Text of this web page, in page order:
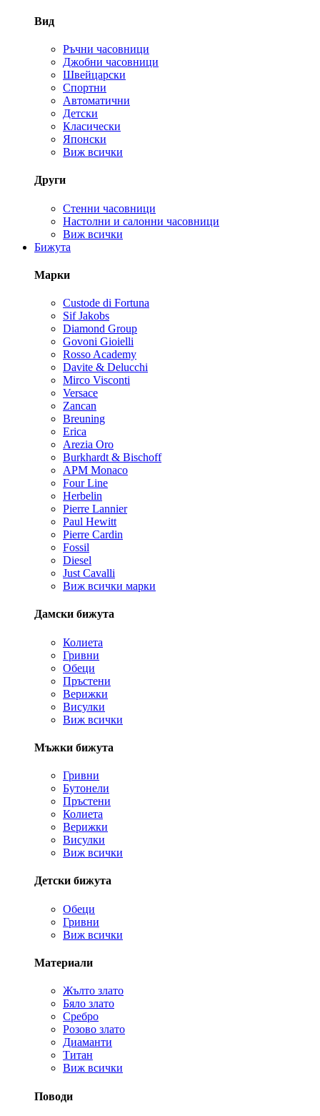
Вид
Ръчни часовници
Джобни часовници
Швейцарски
Спортни
Автоматични
Детски
Класически
Японски
Виж всички
Други
Стенни часовници
Настолни и салонни часовници
Виж всички
Бижута
Марки
Custode di Fortuna
Sif Jakobs
Diamond Group
Govoni Gioielli
Rosso Academy
Davite & Delucchi
Mirco Visconti
Versace
Zancan
Breuning
Erica
Arezia Oro
Burkhardt & Bischoff
APM Monaco
Four Line
Herbelin
Pierre Lannier
Paul Hewitt
Pierre Cardin
Fossil
Diesel
Just Cavalli
Виж всички марки
Дамски бижута
Колиета
Гривни
Обеци
Пръстени
Верижки
Висулки
Виж всички
Мъжки бижута
Гривни
Бутонели
Пръстени
Колиета
Верижки
Висулки
Виж всички
Детски бижута
Обеци
Гривни
Виж всички
Материали
Жълто злато
Бяло злато
Сребро
Розово злато
Диаманти
Титан
Виж всички
Поводи